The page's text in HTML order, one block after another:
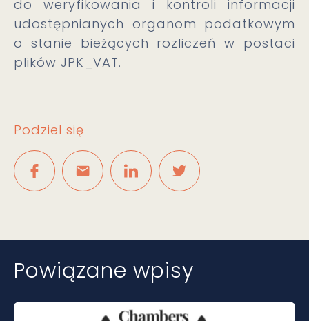
do weryfikowania i kontroli informacji
udostępnianych organom podatkowym
o stanie bieżących rozliczeń w postaci
plików JPK_VAT.
Podziel się
Powiązane wpisy